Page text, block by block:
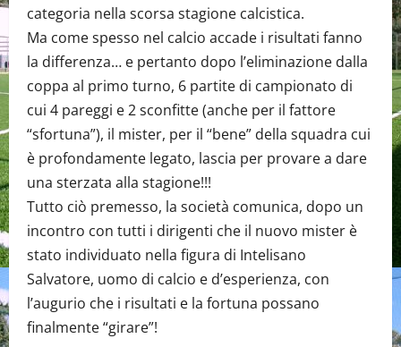
categoria nella scorsa stagione calcistica.
Ma come spesso nel calcio accade i risultati fanno
la differenza… e pertanto dopo l’eliminazione dalla
coppa al primo turno, 6 partite di campionato di
cui 4 pareggi e 2 sconfitte (anche per il fattore
“sfortuna”), il mister, per il “bene” della squadra cui
è profondamente legato, lascia per provare a dare
una sterzata alla stagione!!!
Tutto ciò premesso, la società comunica, dopo un
incontro con tutti i dirigenti che il nuovo mister è
stato individuato nella figura di Intelisano
Salvatore, uomo di calcio e d’esperienza, con
l’augurio che i risultati e la fortuna possano
finalmente “girare”!